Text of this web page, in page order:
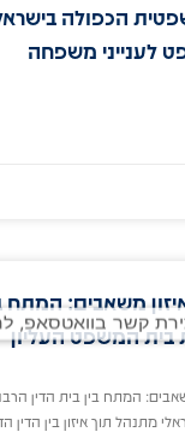
הכפולה בישראל:
לענייני משפחה
משאבים: המתח
בית המשפט העליון
משאבים: המתח בין בית הדין
מתנהל תוך איזון בין הדין
קשר בוואטסאפ,